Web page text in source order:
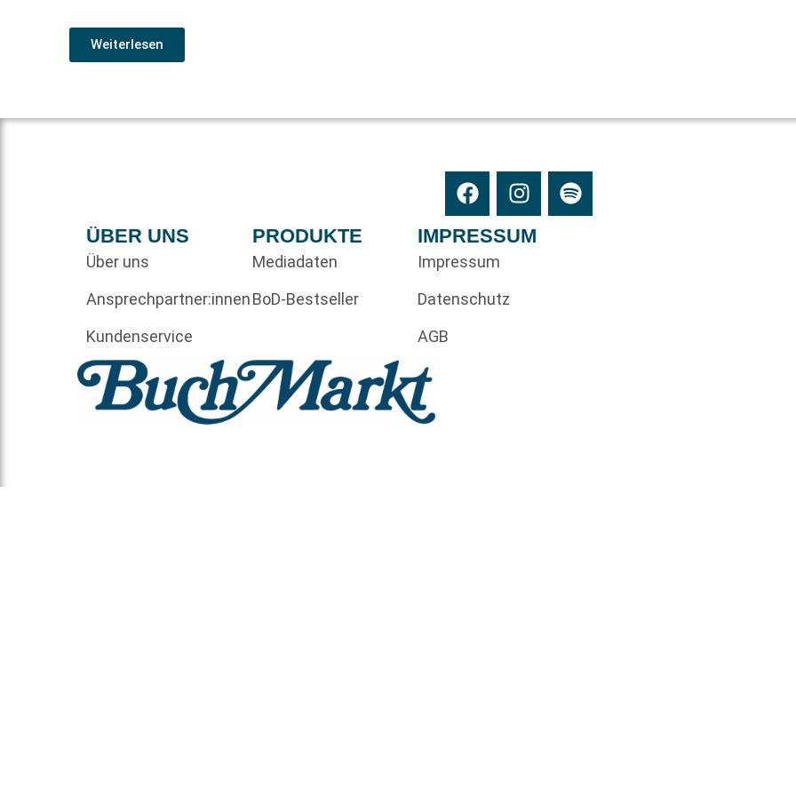
Weiterlesen
ÜBER UNS
Über uns
Ansprechpartner:innen
Kundenservice
PRODUKTE
Mediadaten
BoD-Bestseller
IMPRESSUM
Impressum
Datenschutz
AGB